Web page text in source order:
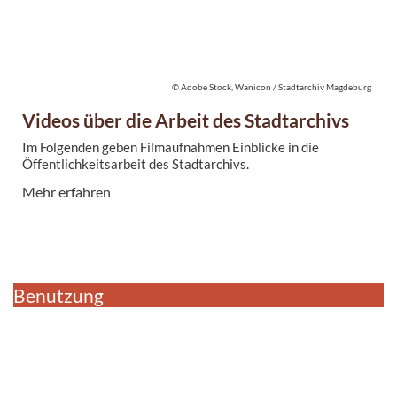
Videos über die Arbeit des Stadtarchivs
Im Folgenden geben Filmaufnahmen Einblicke in die
Öffentlichkeitsarbeit des Stadtarchivs.
Mehr erfahren
© Adobe Stock, Wanicon / Stadtarchiv Magdeburg
Benutzung